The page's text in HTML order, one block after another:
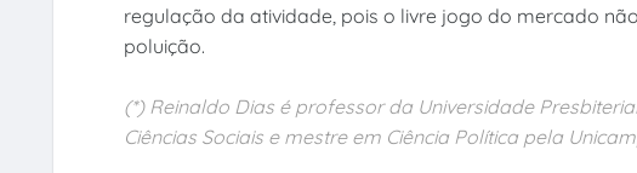
regulação da atividade, pois o livre jogo do mercado
poluição.
(*) Reinaldo Dias é professor da Universidade
Ciências Sociais e mestre em Ciência Política pela